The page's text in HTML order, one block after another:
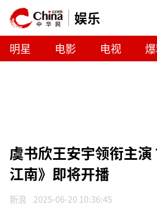
娱乐
明星 电影 电视
虞书欣王安宇领衔主
江南》即将开播
新浪 2025-06-20 10:36:45